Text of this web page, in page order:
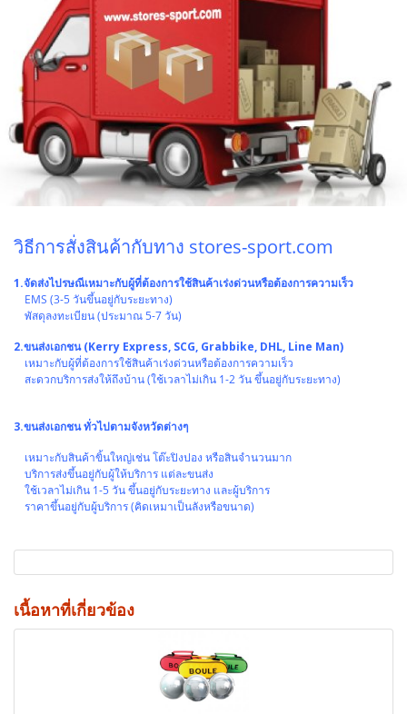
วิธีการสั่งสินค้ากับทาง stores-sport.com
1.จัดส่งไปรษณีเหมาะกับผู้ที่ต้องการใช้สินค้าเร่งด่วนหรือต้องการความเร็ว
EMS (3-5 วันขึ้นอยู่กับระยะทาง)
พัสดุลงทะเบียน (ประมาณ 5-7 วัน)
2.ขนส่งเอกชน (Kerry Express, SCG, Grabbike, DHL, Line Man)
เหมาะกับผู้ที่ต้องการใช้สินค้าเร่งด่วนหรือต้องการความเร็ว
สะดวกบริการส่งให้ถึงบ้าน (ใช้เวลาไม่เกิน 1-2 วัน ขึ้นอยู่กับระยะทาง)
3.ขนส่งเอกชน ทั่วไปตามจังหวัดต่างๆ
เหมาะกับสินค้าขิ้นใหญ่เช่น โต๊ะปิงปอง หรือสินจำนวนมาก
บริการส่งขึ้นอยู่กับผู้ให้บริการ แต่ละขนส่ง
ใช้เวลาไม่เกิน 1-5 วัน ขึ้นอยู่กับระยะทาง และผู้บริการ
ราคาขึ้นอยู่กับผู้บริการ (คิดเหมาเป็นลังหรือขนาด)
เนื้อหาที่เกี่ยวข้อง